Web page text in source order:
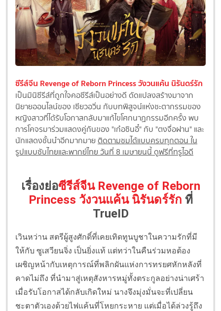
ซีรีส์จีน Revenge of Reborn Princess วังวนแค้น นิรันดร์รัก
เป็นมินิซีรีส์ที่ถูกใจคอซีรีส์เป็นอย่างดี ดัดแปลงสร้างมาจาก
นิยายออนไลน์ของ เซียวอวิ่น กับบทพิสูจน์แห่งชะตากรรมของ
หญิงสาวที่ได้รับโอกาสกลับมาแก้ไขโศกนาฏกรรมอีกครั้ง พบ
การโคจรมาร่วมแสดงคู่กันของ "เก๋อซินอี๋" กับ "ตงจื่อฝาน" และ
นักแสดงชั้นนำอีกมากมาย ติดตามชมได้แบบครบทุกตอน ใน
รูปแบบซับไทยและพากย์ไทย วันที่ 8 เมษายนนี้ ดูฟรีที่ทรูไอดี
เรื่องย่อซีรีส์จีน Revenge of Reborn
Princess วังวนแค้น นิรันดร์รัก ที่
TrueID
เวินหว่าน สตรีผู้สูงศักดิ์ที่เคยเทิดทูนบูชาในความรักที่มี
ให้กับ ซูเสวียนจิ่ง เป็นยิ่งแท้ แต่ทว่าในคืนร่วมหอต้อง
เผชิญหน้ากับเหตุการณ์ที่พลิกผันแห่งการทรยศหักหลังที่
คาดไม่ถึง ที่นำมาสู่เหตุสังหารหมู่ทั้งตระกูลอย่างน่าเศร้า
เมื่อรับโอกาสได้กลับเกิดใหม่ นางจึงมุ่งมั่นจะที่เปลี่ยน
ชะตาตัวเองด้วยไฟแค้นที่โหยกระหาย แต่เมื่อได้ล่วงรู้ถึง